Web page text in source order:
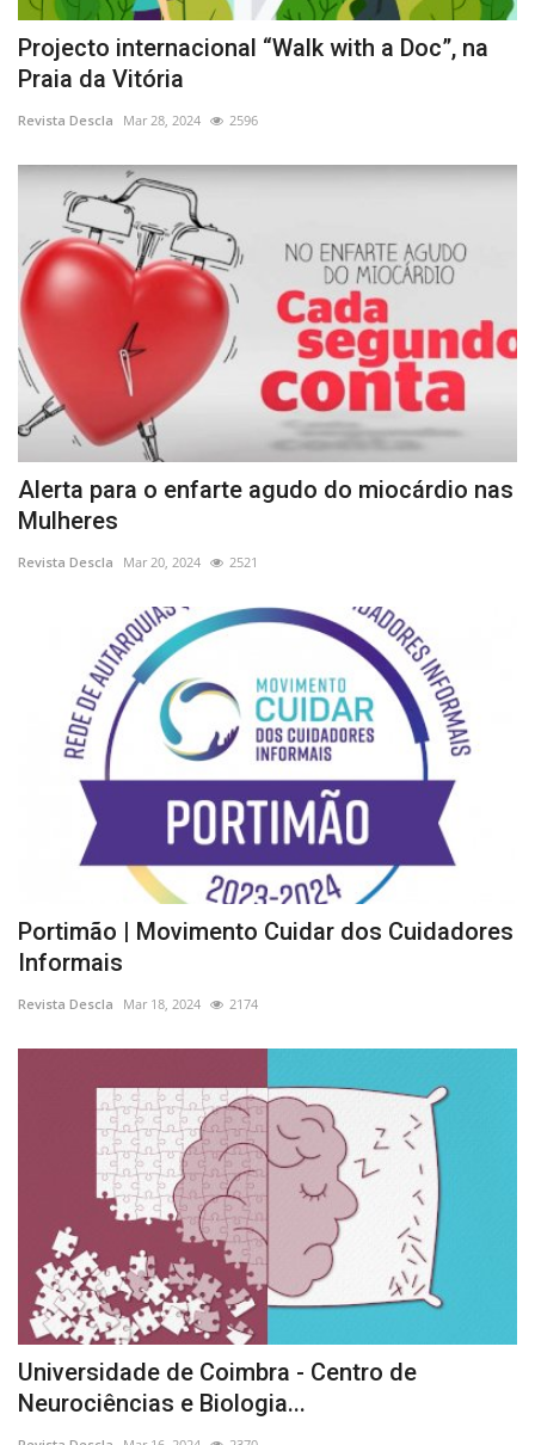
Projecto internacional “Walk with a Doc”, na
Praia da Vitória
Revista Descla Mar 28, 2024 2596
Alerta para o enfarte agudo do miocárdio nas
Mulheres
Revista Descla Mar 20, 2024 2521
Portimão | Movimento Cuidar dos Cuidadores
Informais
Revista Descla Mar 18, 2024 2174
Universidade de Coimbra - Centro de
Neurociências e Biologia...